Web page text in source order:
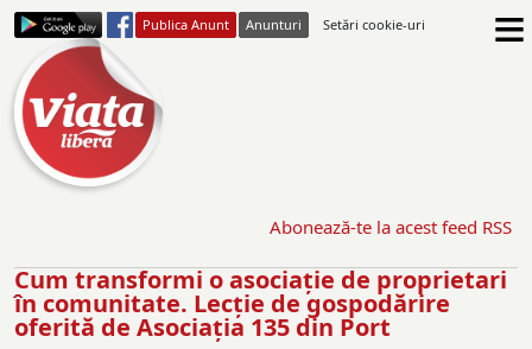
Publica Anunt Anunturi Setări cookie-uri ≡
Abonează-te la acest feed RSS
Cum transformi o asociație de proprietari
în comunitate. Lecție de gospodărire
oferită de Asociația 135 din Port